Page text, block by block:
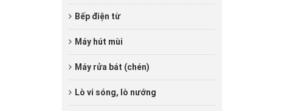
Bếp điện từ
Máy hút mùi
Máy rửa bát (chén)
Lò vi sóng, lò nướng